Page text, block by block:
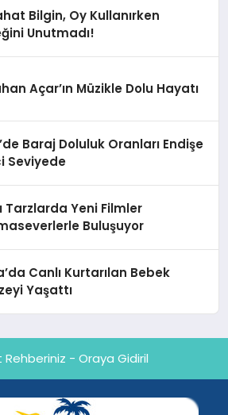
Bilgin, Oy Kullanırken
Unutmadı!
Açar’ın Müzikle Dolu Hayatı
Baraj Doluluk Oranları Endişe
Seviyede
Tarzlarda Yeni Filmler
Buluşuyor
Canlı Kurtarılan Bebek
Yaşattı
- Oraya Gidiril